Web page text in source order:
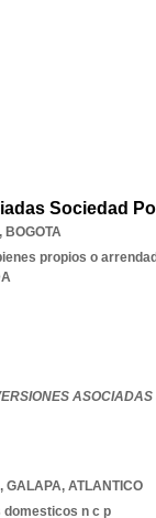
Sociedad
, BOGOTA
propios o
, GALAPA, ATLANTICO
n c p